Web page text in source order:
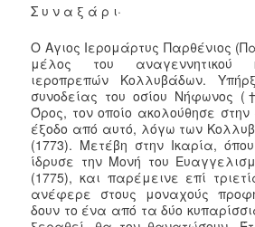
Σ υ ν α ξ ά ρ ι·
Ο Αγιος Ιερομάρτυς Παρθένιος
μέλος του αναγεννητικού
ιεροπρεπών Κολλυβάδων.
συνοδείας του οσίου Νήφωνος
Όρος, τον οποίο ακολούθησε στην
έξοδο από αυτό, λόγω των
(1773). Μετέβη στην Ικαρία,
ίδρυσε την Μονή του
(1775), και παρέμεινε επί
ανέφερε στους μοναχούς
δουν το ένα από τα δύο